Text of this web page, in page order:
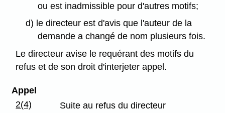
ou est inadmissible pour d'autres motifs;
d) le directeur est d'avis que l'auteur de la
demande a changé de nom plusieurs fois.
Le directeur avise le requérant des motifs du
refus et de son droit d'interjeter appel.
Appel
2(4)
Suite au refus du directeur